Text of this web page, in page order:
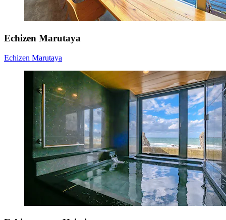
Echizen Marutaya
Echizen Marutaya